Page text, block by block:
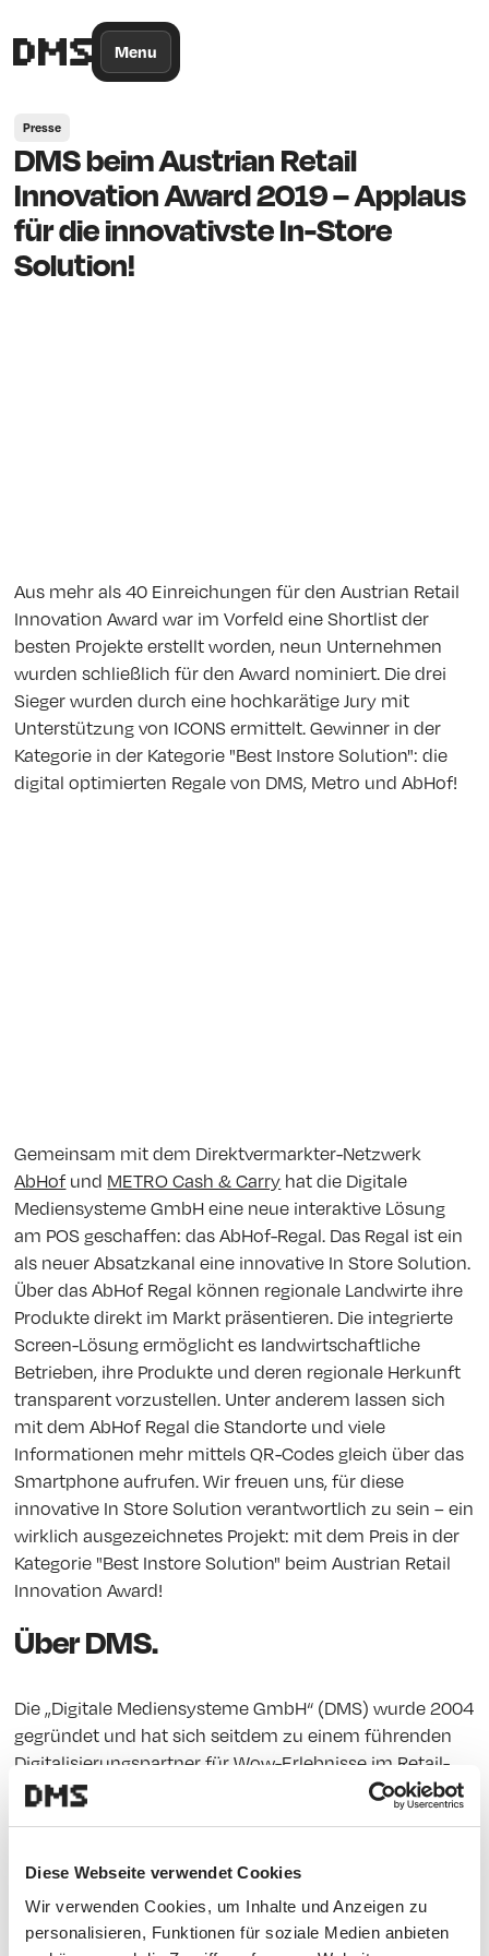
Diese Webseite verwendet Cookies
Wir verwenden Cookies, um Inhalte und Anzeigen zu
personalisieren, Funktionen für soziale Medien anbieten
Menu
Presse
DMS beim Austrian Retail
Innovation Award 2019 – Applaus
für die innovativste In-Store
Solution!
Aus mehr als 40 Einreichungen für den Austrian Retail
Innovation Award war im Vorfeld eine Shortlist der
besten Projekte erstellt worden, neun Unternehmen
wurden schließlich für den Award nominiert. Die drei
Sieger wurden durch eine hochkarätige Jury mit
Unterstützung von ICONS ermittelt. Gewinner in der
Kategorie in der Kategorie "Best Instore Solution": die
digital optimierten Regale von DMS, Metro und AbHof!
Gemeinsam mit dem Direktvermarkter-Netzwerk
AbHof und METRO Cash & Carry hat die Digitale
Mediensysteme GmbH eine neue interaktive Lösung
am POS geschaffen: das AbHof-Regal. Das Regal ist ein
als neuer Absatzkanal eine innovative In Store Solution.
Über das AbHof Regal können regionale Landwirte ihre
Produkte direkt im Markt präsentieren. Die integrierte
Screen-Lösung ermöglicht es landwirtschaftliche
Betrieben, ihre Produkte und deren regionale Herkunft
transparent vorzustellen. Unter anderem lassen sich
mit dem AbHof Regal die Standorte und viele
Informationen mehr mittels QR-Codes gleich über das
Smartphone aufrufen. Wir freuen uns, für diese
innovative In Store Solution verantwortlich zu sein – ein
wirklich ausgezeichnetes Projekt: mit dem Preis in der
Kategorie "Best Instore Solution" beim Austrian Retail
Innovation Award!
Über DMS.
Die „Digitale Mediensysteme GmbH“ (DMS) wurde 2004
gegründet und hat sich seitdem zu einem führenden
Digitalisierungspartner für Wow-Erlebnisse im Retail-
Betriebe im DACH-Raum entwickelt – immer mit dem
Ziel, zu begeistern: mit Digitalem mit Sinn. Außerdem
aus projektbezogen in Italien, Slowenien und Ungarn,
insgesamt 13 Ländern aktiv.
Ein Team von rund 25 Mitarbeiter:innen sorgt dafür,